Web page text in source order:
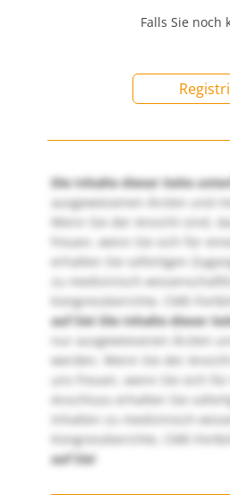
Falls Sie noch
Die Inhalte dieser Seite
ausgewiesenen Ärzten und
Wenn Sie der Ansicht sind,
freuen, wenn Sie sich für
erhalten Sie sofortigen
zu medizinisch-
Kongressberichte, CME-
auf Sie! Die Inhalte dieser
nur ausgewiesenen Ärzten
werden. Wenn Sie der
uns freuen, wenn Sie sich
Anschluss erhalten Sie
Inhalten zu medizinisch-
Kongressberichte, CME-
auf Sie!